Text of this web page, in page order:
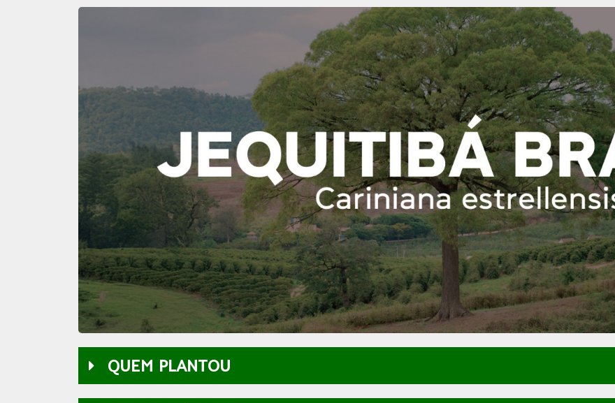
QUEM PLANTOU